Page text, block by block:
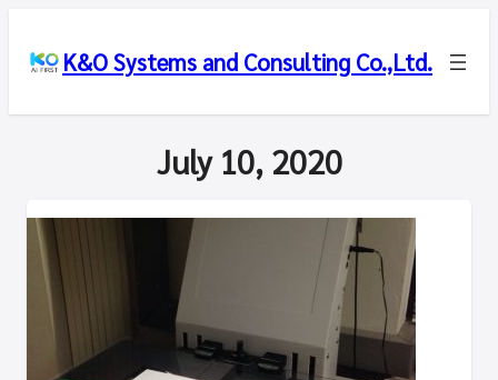
K&O Systems and Consulting Co.,Ltd.
July 10, 2020